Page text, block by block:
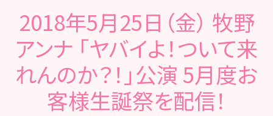
2018年5月25日（金） 牧野
アンナ 「ヤバイよ！ついて来
れんのか？！」公演 5月度お
客様生誕祭を配信！